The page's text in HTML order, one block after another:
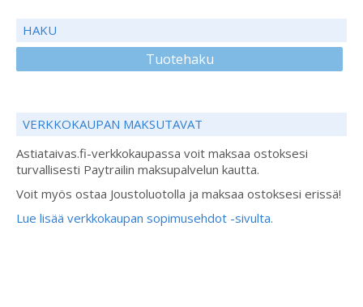
HAKU
Tuotehaku
VERKKOKAUPAN MAKSUTAVAT
Astiataivas.fi-verkkokaupassa voit maksaa ostoksesi
turvallisesti Paytrailin maksupalvelun kautta.
Voit myös ostaa Joustoluotolla ja maksaa ostoksesi erissä!
Lue lisää verkkokaupan sopimusehdot -sivulta.